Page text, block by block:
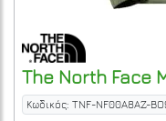
The North Face
Κωδικός: TNF-NF00A8AZ-